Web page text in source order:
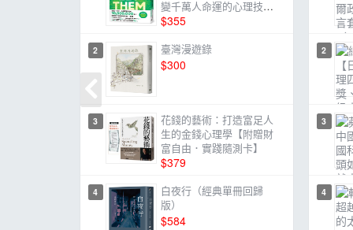
變千萬人命運的心理技巧
【附放下執念明信片】
$355
2 臺灣漫遊錄
$300
3
花錢的藝術：打造富足人
生的金錢心理學【附贈財
富自由．實踐隨測卡】
$379
4
白夜行（經典單冊回歸
版）
$584
2
3
4